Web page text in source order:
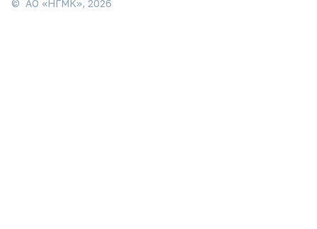
© АО «НГМК», 2026